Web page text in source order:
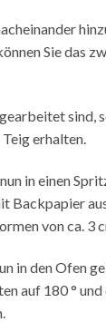
Sie das
sind,
erhalten.
in einen
Backpapier
von ca. 3
in den Ofen
auf 180 °